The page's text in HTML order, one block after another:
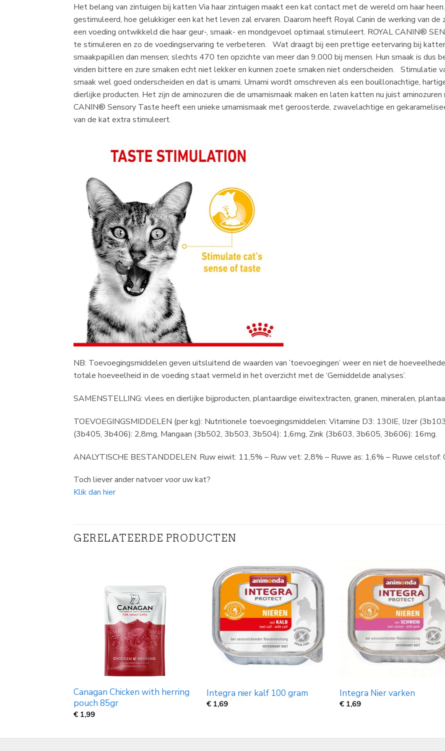
Het belang van zintuigen bij katten Via haar zintuigen maakt een kat contact met de wereld om haar
gestimuleerd, hoe gelukkiger een kat het leven zal ervaren. Daarom heeft Royal Canin de werking van
een voeding ontwikkeld die haar geur-, smaak- en mondgevoel optimaal stimuleert. ROYAL CANIN®
te stimuleren en zo de voedingservaring te verbeteren. Wat draagt bij een prettige eetervaring bij
smaakpapillen dan mensen; slechts 470 ten opzichte van meer dan 9.000 bij mensen. Hun smaak is dus
vinden bittere en zure smaken echt niet lekker en kunnen zoete smaken niet onderscheiden. Stimulatie
smaak wel goed onderscheiden en dat is umami. Umami wordt omschreven als een bouillonachtige,
dierlijke producten. Het zijn de aminozuren die de umamismaak maken en laten katten nu juist
CANIN® Sensory Taste heeft een unieke umamismaak met geroosterde, zwavelachtige en
van de kat extra stimuleert.
NB: Toevoegingsmiddelen geven uitsluitend de waarden van ’toevoegingen’ weer en niet de
totale hoeveelheid in de voeding staat vermeld in het overzicht met de ‘Gemiddelde analyses’.
SAMENSTELLING: vlees en dierlijke bijproducten, plantaardige eiwitextracten, granen, mineralen,
TOEVOEGINGSMIDDELEN (per kg): Nutritionele toevoegingsmiddelen: Vitamine D3: 130IE, IJzer
(3b405, 3b406): 2,8mg, Mangaan (3b502, 3b503, 3b504): 1,6mg, Zink (3b603, 3b605, 3b606): 16mg.
ANALYTISCHE BESTANDDELEN: Ruw eiwit: 11,5% – Ruw vet: 2,8% – Ruwe as: 1,6% – Ruwe
Toch liever ander natvoer voor uw kat?
Klik dan hier
GERELATEERDE PRODUCTEN
Canagan Chicken with herring
pouch 85gr
€ 1,99
Integra nier kalf 100 gram
€ 1,69
Integra Nier varken
€ 1,69